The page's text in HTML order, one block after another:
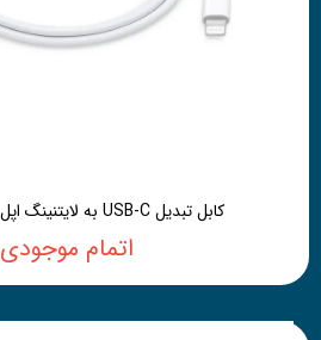
کابل تبدیل USB-C به لایتنینگ اپل به طول 1 متر
اتمام موجودی